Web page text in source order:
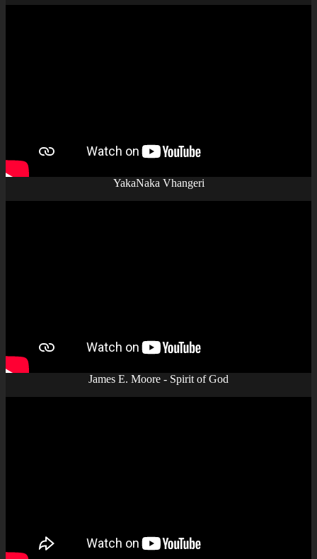
YakaNaka Vhangeri
James E. Moore - Spirit of God